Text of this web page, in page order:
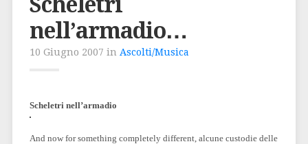
nell’armadio…
10 Giugno 2007 in Ascolti/Musica
Scheletri nell’armadio
And now for something completely different, alcune custodie delle